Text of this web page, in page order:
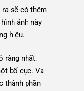
ra sẽ có thêm
ảnh này
hiệu.
ràng nhất,
bố cục. Và
thành phần